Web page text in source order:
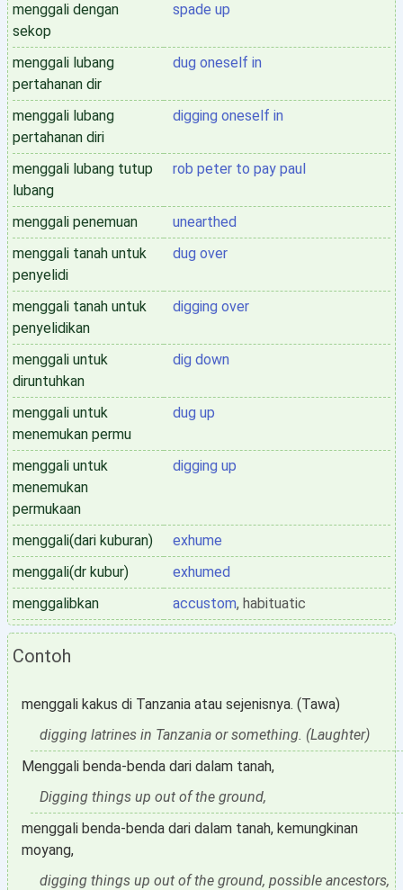
menggali dengan
sekop
spade up
menggali lubang
pertahanan dir
dug oneself in
menggali lubang
pertahanan diri
digging oneself in
menggali lubang tutup
lubang
rob peter to pay paul
menggali penemuan
unearthed
menggali tanah untuk
penyelidi
dug over
menggali tanah untuk
penyelidikan
digging over
menggali untuk
diruntuhkan
dig down
menggali untuk
menemukan permu
dug up
menggali untuk
menemukan
permukaan
digging up
menggali(dari kuburan)
exhume
menggali(dr kubur)
exhumed
menggalibkan
accustom, habituatic
Contoh
menggali kakus di Tanzania atau sejenisnya. (Tawa)
digging latrines in Tanzania or something. (Laughter)
Menggali benda-benda dari dalam tanah,
Digging things up out of the ground,
menggali benda-benda dari dalam tanah, kemungkinan
moyang,
digging things up out of the ground, possible ancestors,